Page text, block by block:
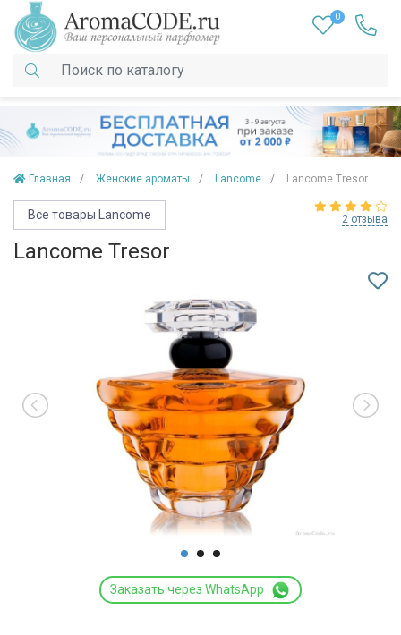
0
Главная Женские ароматы Lancome Lancome Tresor
Все товары Lancome 2 отзыва
Lancome Tresor
Заказать через WhatsApp